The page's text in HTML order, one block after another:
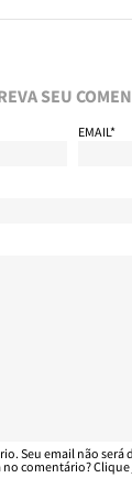
SEU
EMAIL*
Seu email não
no comentário? Clique